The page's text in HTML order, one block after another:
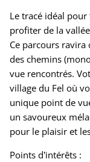
Le tracé idéal
profiter de la
Ce parcours ravira
des chemins
vue rencontrés.
village du Fel où
unique point de
un savoureux
pour le plaisir et
Points d’intérêts :